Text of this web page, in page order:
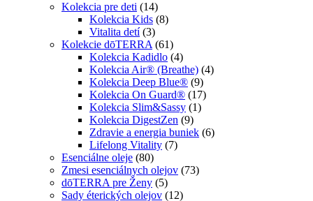
Kolekcia pre deti (14)
Kolekcia Kids (8)
Vitalita detí (3)
Kolekcie dōTERRA (61)
Kolekcia Kadidlo (4)
Kolekcia Air® (Breathe) (4)
Kolekcia Deep Blue® (9)
Kolekcia On Guard® (17)
Kolekcia Slim&Sassy (1)
Kolekcia DigestZen (9)
Zdravie a energia buniek (6)
Lifelong Vitality (7)
Esenciálne oleje (80)
Zmesi esenciálnych olejov (73)
dōTERRA pre Ženy (5)
Sady éterických olejov (12)